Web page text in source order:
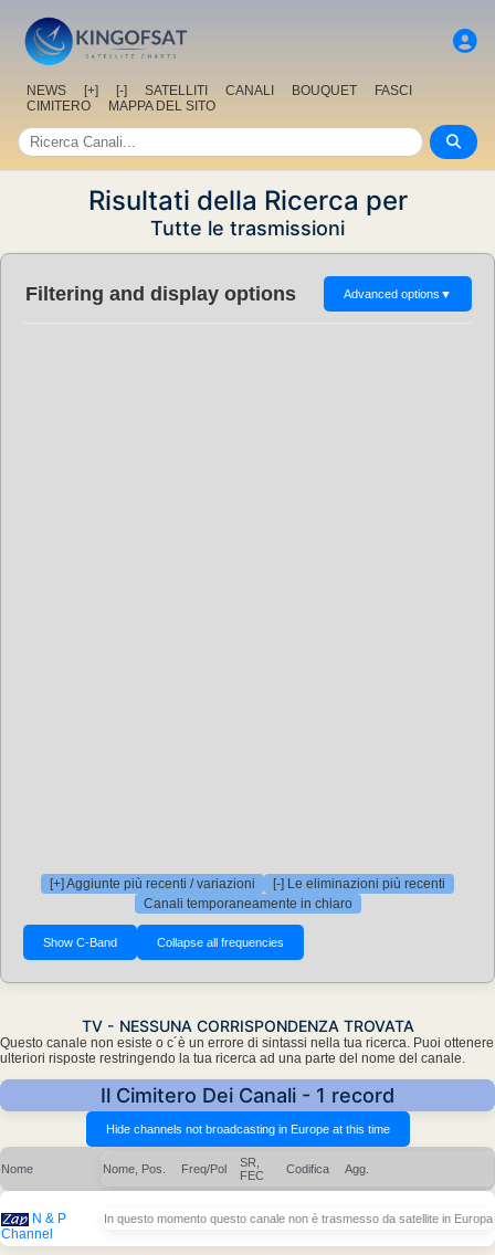
NEWS [+] [-] SATELLITI CANALI BOUQUET
FASCI
CIMITERO
MAPPA DEL SITO
Risultati della Ricerca per
Tutte le trasmissioni
Filtering and display options Advanced options ▼
[+] Aggiunte più recenti / variazioni
[-] Le eliminazioni più recenti
Canali temporaneamente in chiaro
TV - NESSUNA CORRISPONDENZA TROVATA
Questo canale non esiste o c´è un errore di sintassi nella tua ricerca. Puoi ottenere
ulteriori risposte restringendo la tua ricerca ad una parte del nome del canale.
Il Cimitero Dei Canali - 1 record
Nome Nome, Pos. Freq/Pol
SR,
FEC
Codifica Agg.
N & P
Channel
In questo momento questo canale non è trasmesso da satellite in Europa